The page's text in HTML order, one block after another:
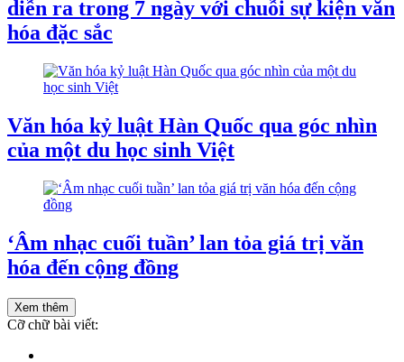
diễn ra trong 7 ngày với chuỗi sự kiện văn
hóa đặc sắc
Văn hóa kỷ luật Hàn Quốc qua góc nhìn
của một du học sinh Việt
‘Âm nhạc cuối tuần’ lan tỏa giá trị văn
hóa đến cộng đồng
Xem thêm
Cỡ chữ bài viết: